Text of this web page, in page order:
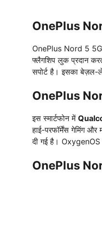
OnePlus
OnePlus Nord 5 5G
फ्लैगशिप लुक प्रदान
सपोर्ट है। इसका
OnePlus
इस स्मार्टफोन में
हाई-परफॉर्मेंस गेमिंग और
दी गई है। OxygenOS
OnePlus